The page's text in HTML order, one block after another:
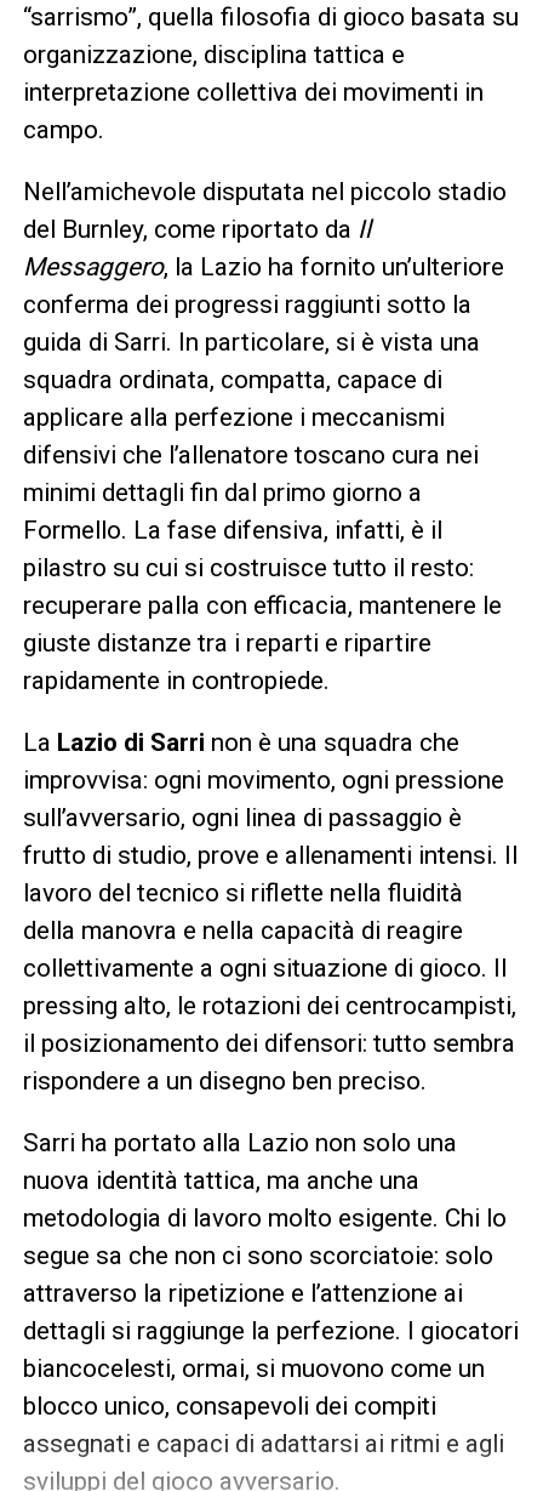
“sarrismo”, quella filosofia di gioco basata su
organizzazione, disciplina tattica e
interpretazione collettiva dei movimenti in
campo.
Nell’amichevole disputata nel piccolo stadio
del Burnley, come riportato da Il
Messaggero, la Lazio ha fornito un’ulteriore
conferma dei progressi raggiunti sotto la
guida di Sarri. In particolare, si è vista una
squadra ordinata, compatta, capace di
applicare alla perfezione i meccanismi
difensivi che l’allenatore toscano cura nei
minimi dettagli fin dal primo giorno a
Formello. La fase difensiva, infatti, è il
pilastro su cui si costruisce tutto il resto:
recuperare palla con efficacia, mantenere le
giuste distanze tra i reparti e ripartire
rapidamente in contropiede.
La Lazio di Sarri non è una squadra che
improvvisa: ogni movimento, ogni pressione
sull’avversario, ogni linea di passaggio è
frutto di studio, prove e allenamenti intensi. Il
lavoro del tecnico si riflette nella fluidità
della manovra e nella capacità di reagire
collettivamente a ogni situazione di gioco. Il
pressing alto, le rotazioni dei centrocampisti,
il posizionamento dei difensori: tutto sembra
rispondere a un disegno ben preciso.
Sarri ha portato alla Lazio non solo una
nuova identità tattica, ma anche una
metodologia di lavoro molto esigente. Chi lo
segue sa che non ci sono scorciatoie: solo
attraverso la ripetizione e l’attenzione ai
dettagli si raggiunge la perfezione. I giocatori
biancocelesti, ormai, si muovono come un
blocco unico, consapevoli dei compiti
assegnati e capaci di adattarsi ai ritmi e agli
sviluppi del gioco avversario.